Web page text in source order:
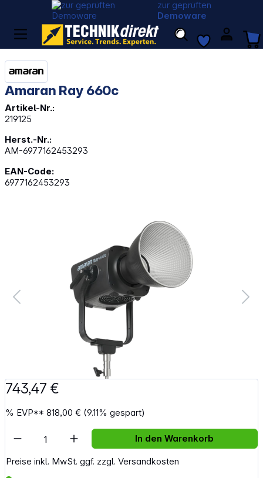
zur geprüften
Demoware
Amaran Ray 660c
Artikel-Nr.:
219125
Herst.-Nr.:
AM-6977162453293
EAN-Code:
6977162453293
743,47 €
% EVP**818,00 € (9.11% gespart)
Preise inkl. MwSt. ggf. zzgl. Versandkosten
Artikel Anzahl: Gib den gewünschten
In den Warenkorb